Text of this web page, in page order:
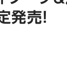
発売！